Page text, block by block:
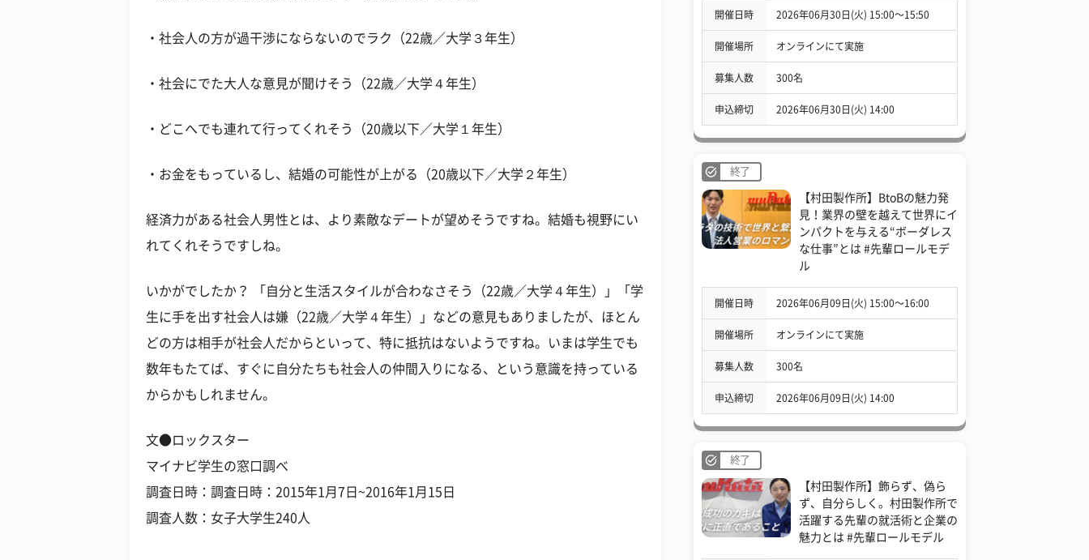
・社会人の方が過干渉にならないのでラク（22歳／大学３年生）
・社会にでた大人な意見が聞けそう（22歳／大学４年生）
・どこへでも連れて行ってくれそう（20歳以下／大学１年生）
・お金をもっているし、結婚の可能性が上がる（20歳以下／大学２年生）
経済力がある社会人男性とは、より素敵なデートが望めそうですね。結婚も視野にい
れてくれそうですしね。
いかがでしたか？ 「自分と生活スタイルが合わなさそう（22歳／大学４年生）」「学
生に手を出す社会人は嫌（22歳／大学４年生）」などの意見もありましたが、ほとん
どの方は相手が社会人だからといって、特に抵抗はないようですね。いまは学生でも
数年もたてば、すぐに自分たちも社会人の仲間入りになる、という意識を持っている
からかもしれません。
文●ロックスター
マイナビ学生の窓口調べ
調査日時：調査日時：2015年1月7日~2016年1月15日
調査人数：女子大学生240人
開催日時 2026年06月30日(火) 15:00〜15:50
開催場所 オンラインにて実施
募集人数 300名
申込締切 2026年06月30日(火) 14:00
終了
【村田製作所】BtoBの魅力発
見！業界の壁を越えて世界にイ
ンパクトを与える“ボーダレス
な仕事”とは #先輩ロールモデ
ル
開催日時 2026年06月09日(火) 15:00〜16:00
開催場所 オンラインにて実施
募集人数 300名
申込締切 2026年06月09日(火) 14:00
終了
【村田製作所】飾らず、偽ら
ず、自分らしく。村田製作所で
活躍する先輩の就活術と企業の
魅力とは #先輩ロールモデル